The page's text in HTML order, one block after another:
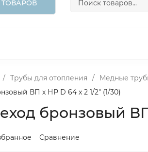
ТОВАРОВ
/ Трубы для отопления / Медные
ВП х НР D 64 x 2 1/2" (1/30)
бронзовый
Сравнение